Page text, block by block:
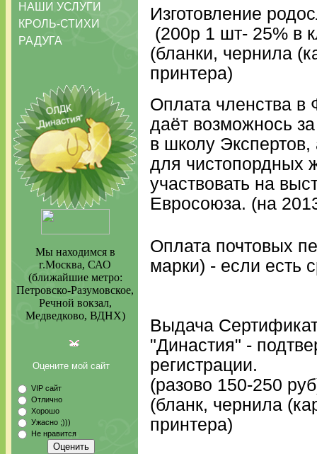
НАШИ УСЛУГИ
КРОЛЬ-СТИХИ
РАДУГА
Мы находимся в
г.Москва, САО
(ближайшие метро:
Петровско-Разумовское,
Речной вокзал,
Медведково, ВДНХ)
Оцените мой сайт
VIP сайт
Отлично
Хорошо
Ужасно ;)))
Не нравится
Изготовление
(200р 1 шт- 25% в
(бланки, чернила
принтера)
Оплата членства
даёт возможнось
в школу
для чистопордных
участвовать на
Евросоюза. (на
Оплата почтовых
марки) - если есть
Выдача
"Династия" -
регистрации.
(разово 150-250
(бланк, чернила
принтера)